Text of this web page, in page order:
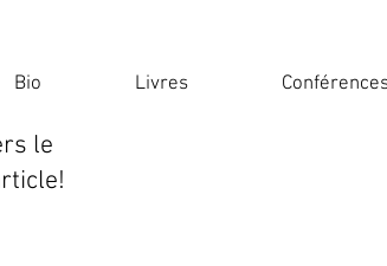
Bio Livres
le